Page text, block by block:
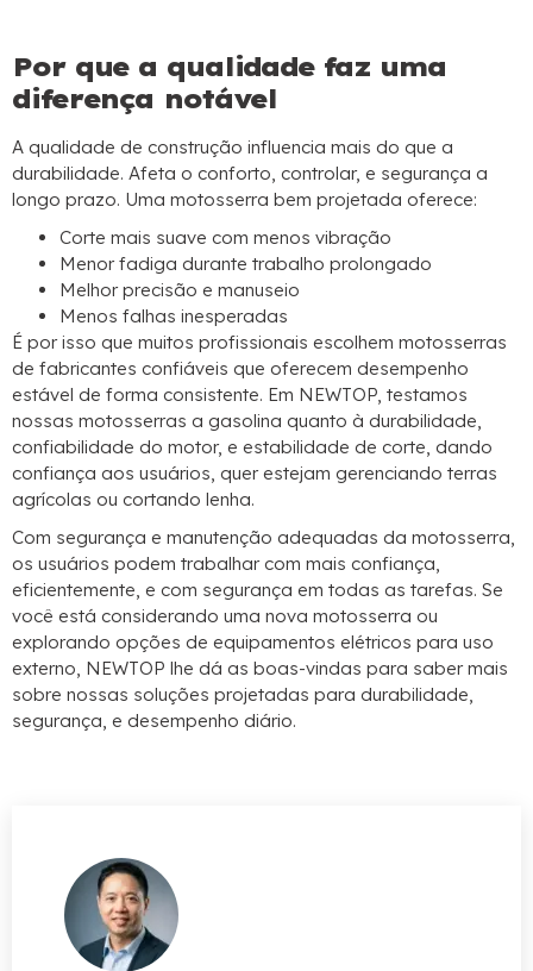
Por que a qualidade faz uma
diferença notável
A qualidade de construção influencia mais do que a
durabilidade. Afeta o conforto, controlar, e segurança a
longo prazo. Uma motosserra bem projetada oferece:
Corte mais suave com menos vibração
Menor fadiga durante trabalho prolongado
Melhor precisão e manuseio
Menos falhas inesperadas
É por isso que muitos profissionais escolhem motosserras
de fabricantes confiáveis ​​que oferecem desempenho
estável de forma consistente. Em NEWTOP, testamos
nossas motosserras a gasolina quanto à durabilidade,
confiabilidade do motor, e estabilidade de corte, dando
confiança aos usuários, quer estejam gerenciando terras
agrícolas ou cortando lenha.
Com segurança e manutenção adequadas da motosserra,
os usuários podem trabalhar com mais confiança,
eficientemente, e com segurança em todas as tarefas. Se
você está considerando uma nova motosserra ou
explorando opções de equipamentos elétricos para uso
externo, NEWTOP lhe dá as boas-vindas para saber mais
sobre nossas soluções projetadas para durabilidade,
segurança, e desempenho diário.